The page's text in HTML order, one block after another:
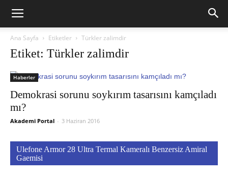
Ana Sayfa Etiketler Türkler zalimdir
Etiket: Türkler zalimdir
Haberler
Demokrasi sorunu soykırım tasarısını kamçıladı
mı?
Akademi Portal - 3 Haziran 2016
Ulefone Armor 28 Ultra Termal Kameralı Benzersiz Amiral
Gaemisi